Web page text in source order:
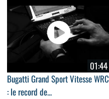
01:44
Bugatti Grand Sport Vitesse WRC
: le record de...